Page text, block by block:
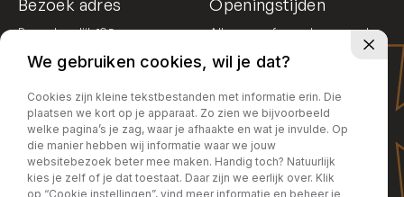
Bezoek adres
Bosschendijk 195
Openingstijden
Alleen op afspraak geopend
We gebruiken cookies, wil je dat?
Cookies zijn kleine tekstbestanden met informatie erin. Die
plaatsen we kort op je apparaat. Zo zien we bijvoorbeeld
welke pagina’s je zag, waar je afhaakte en wat je invulde. Op
die manier hebben wij informatie waar we jouw
websitebezoek beter mee maken. Handig toch? Natuurlijk
kies je zelf of je dat toestaat. Daar zijn we eerlijk over. Klik
op “Cookie instellingen”, vind meer informatie en beheer je